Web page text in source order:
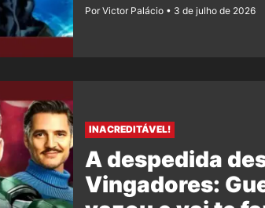
Por Victor Palácio 3 de julho de 2026
INACREDITÁVEL!
A despedida
Vingadores: